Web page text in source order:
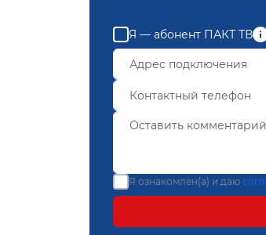
Я — абонент ПАКТ ТВ
Я ознакомлен(а) и даю